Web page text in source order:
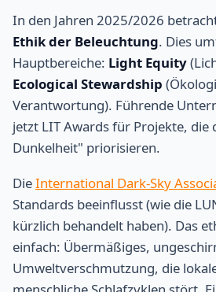
In den Jahren 2025/2026
Ethik der Beleuchtung. Dies
Hauptbereiche: Light Equity
Ecological Stewardship
Verantwortung). Führende
jetzt LIT Awards für Projekte, die
Dunkelheit" priorisieren.
DieInternational Dark-Sky
Standards beeinflusst (wie die
kürzlich behandelt haben). Das
einfach: Übermäßiges,
Umweltverschmutzung, die